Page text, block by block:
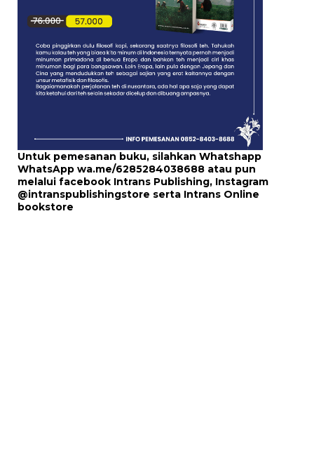
Untuk pemesanan buku, silahkan Whatshapp
WhatsApp wa.me/6285284038688 atau pun
melalui facebook Intrans Publishing, Instagram
@intranspublishingstore serta Intrans Online
bookstore